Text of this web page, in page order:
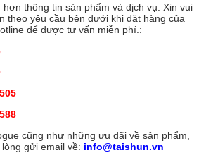
thông tin sản phẩm và dịch vụ. Xin vui
theo yêu cầu bên dưới khi đặt hàng của
để được tư vấn miễn phí.:
cũng như những ưu đãi về sản phẩm,
gửi email về: info@taishun.vn